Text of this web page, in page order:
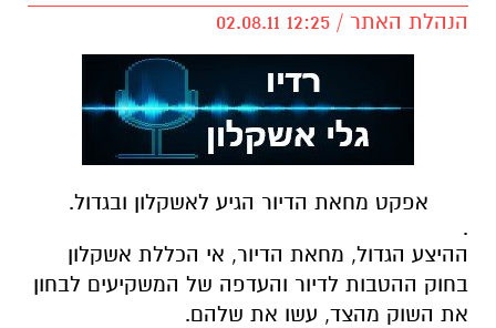
הנהלת האתר / 12:25 02.08.11
אפקט מחאת הדיור הגיע לאשקלון ובגדול.
.
ההיצע הגדול, מחאת הדיור, אי הכללת אשקלון
בחוק ההטבות לדיור והעדפה של המשקיעים לבחון
את השוק מהצד, עשו את שלהם.